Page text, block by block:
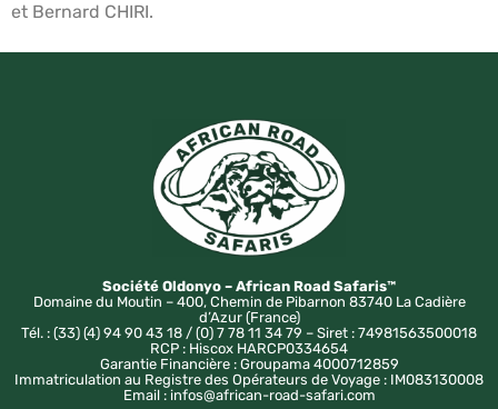
et Bernard CHIRI.
Société Oldonyo – African Road Safaris™
Domaine du Moutin – 400, Chemin de Pibarnon 83740 La Cadière
d’Azur (France)
Tél. : (33) (4) 94 90 43 18 / (0) 7 78 11 34 79 – Siret : 74981563500018
RCP : Hiscox HARCP0334654
Garantie Financière : Groupama 4000712859
Immatriculation au Registre des Opérateurs de Voyage : IM083130008
Email : infos@african-road-safari.com